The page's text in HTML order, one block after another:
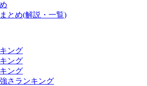
とめ(解説・一覧)
ング
ング
ング
さランキング